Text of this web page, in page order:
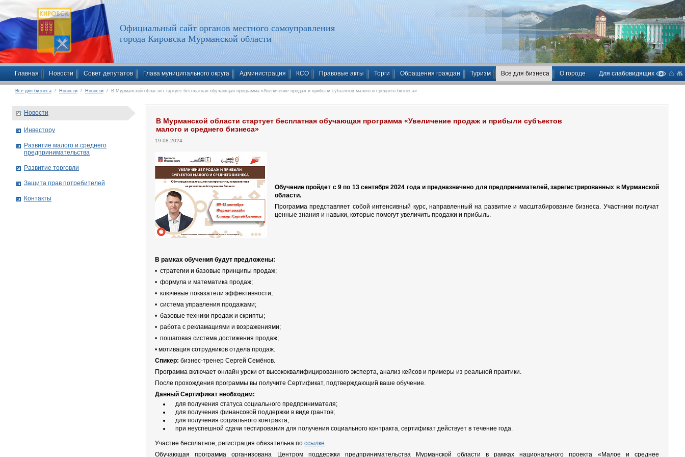
Официальный сайт органов местного самоуправления
города Кировска Мурманской области
Главная Новости Совет депутатов Глава муниципального округа Администрация КСО Правовые акты Торги Обращения граждан Туризм Все для бизнеса О городе Для слабовидящих
Все для бизнеса / Новости / Новости / В Мурманской области стартует бесплатная обучающая программа «Увеличение продаж и прибыли субъектов малого и среднего бизнеса»
В Мурманской области стартует бесплатная обучающая программа «Увеличение продаж и прибыли субъектов
малого и среднего бизнеса»
19.08.2024
Обучение пройдет с 9 по 13 сентября 2024 года и предназначено для предпринимателей, зарегистрированных в Мурманской
области.
Программа представляет собой интенсивный курс, направленный на развитие и масштабирование бизнеса. Участники получат
ценные знания и навыки, которые помогут увеличить продажи и прибыль.
В рамках обучения будут предложены:
• стратегии и базовые принципы продаж;
• формула и математика продаж;
• ключевые показатели эффективности;
• система управления продажами;
• базовые техники продаж и скрипты;
• работа с рекламациями и возражениями;
• пошаговая система достижения продаж;
• мотивация сотрудников отдела продаж.
Спикер: бизнес-тренер Сергей Семёнов.
Программа включает онлайн уроки от высококвалифицированного эксперта, анализ кейсов и примеры из реальной практики.
После прохождения программы вы получите Сертификат, подтверждающий ваше обучение.
Данный Сертификат необходим:
для получения статуса социального предпринимателя;
для получения финансовой поддержки в виде грантов;
для получения социального контракта;
при неуспешной сдачи тестирования для получения социального контракта, сертификат действует в течение года.
Участие бесплатное, регистрация обязательна по ссылке.
Обучающая программа организована Центром поддержки предпринимательства Мурманской области в рамках национального проекта «Малое и среднее
Новости
Инвестору
Развитие малого и среднего
предпринимательства
Развитие торговли
Защита прав потребителей
Контакты